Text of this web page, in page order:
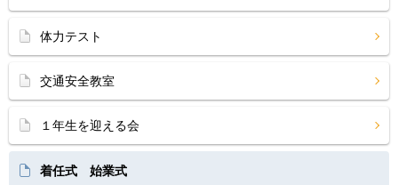
体力テスト
交通安全教室
１年生を迎える会
着任式 始業式